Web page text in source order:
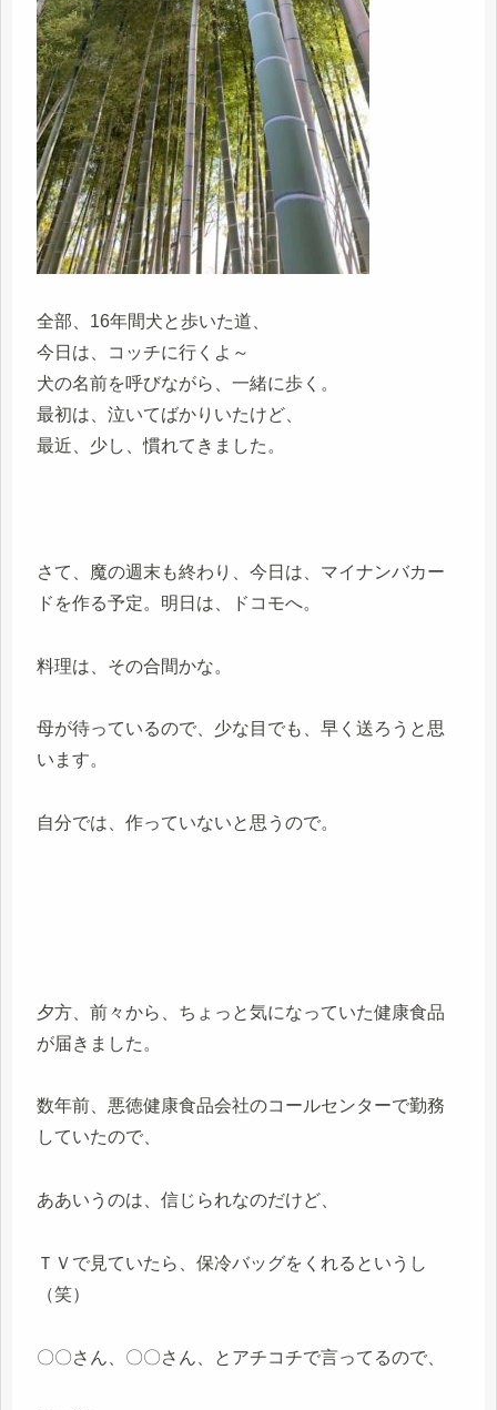
全部、16年間犬と歩いた道、
今日は、コッチに行くよ～
犬の名前を呼びながら、一緒に歩く。
最初は、泣いてばかりいたけど、
最近、少し、慣れてきました。
さて、魔の週末も終わり、今日は、マイナンバカー
ドを作る予定。明日は、ドコモへ。
料理は、その合間かな。
母が待っているので、少な目でも、早く送ろうと思
います。
自分では、作っていないと思うので。
夕方、前々から、ちょっと気になっていた健康食品
が届きました。
数年前、悪徳健康食品会社のコールセンターで勤務
していたので、
ああいうのは、信じられなのだけど、
ＴＶで見ていたら、保冷バッグをくれるというし
（笑）
〇〇さん、〇〇さん、とアチコチで言ってるので、